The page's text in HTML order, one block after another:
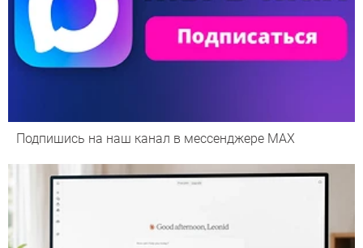
Подпишись на наш канал в мессенджере МАХ